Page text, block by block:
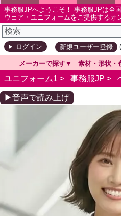
事務服JPへようこそ！ 事務服JPは全
ウェア・ユニフォームをご提供するオ
ログイン 新規ユーザー登録
メーカーで探す 素材・形状・
ユニフォーム1 > 事務服JP >
▶音声で読み上げ